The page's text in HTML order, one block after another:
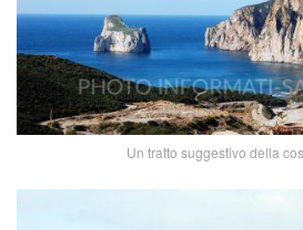
Un tratto suggestivo della